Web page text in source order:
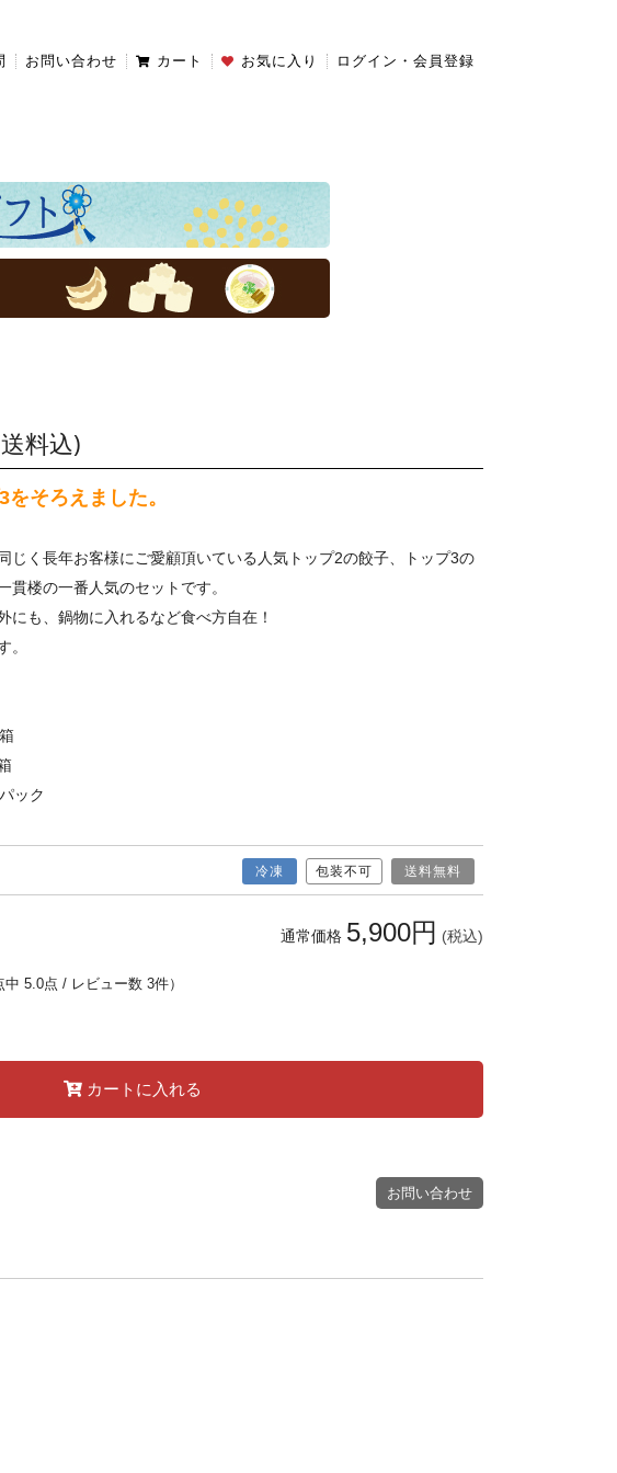
お問い合わせ カート お気に入り ログイン・会員登録
料込)
そろえました。
じく長年お客様にご愛顧頂いている人気トップ2の餃子、トップ3の
貫楼の一番人気のセットです。
にも、鍋物に入れるなど食べ方自在！
。
ック
冷凍 包装不可 送料無料
通常価格 5,900円 (税込)
5.0点 / レビュー数 3件）
カートに入れる
お問い合わせ